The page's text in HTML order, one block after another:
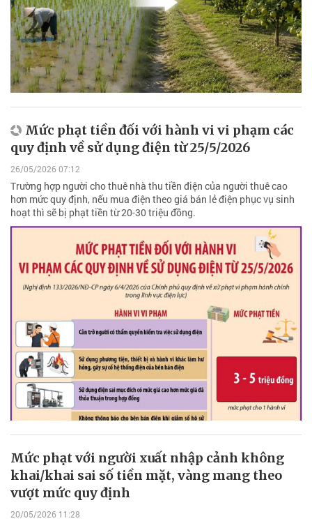
Mức phạt tiền đối với hành vi vi phạm các
quy định về sử dụng điện từ 25/5/2026
26/05/2026 07:12
Trường hợp người cho thuê nhà thu tiền điện của người thuê cao
hơn mức quy định, nếu mua điện theo giá bán lẻ điện phục vụ sinh
hoạt thì sẽ bị phạt tiền từ 20-30 triệu đồng.
Mức phạt với người xuất nhập cảnh không
khai/khai sai số tiền mặt, vàng mang theo
vượt mức quy định
20/05/2026 11:28